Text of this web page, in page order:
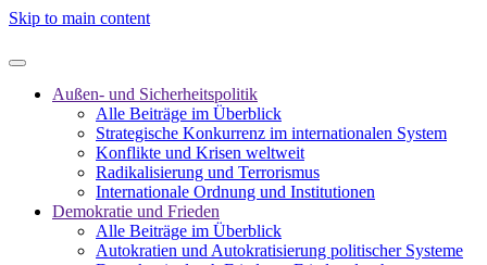
Skip to main content
Außen- und Sicherheitspolitik
Alle Beiträge im Überblick
Strategische Konkurrenz im internationalen System
Konflikte und Krisen weltweit
Radikalisierung und Terrorismus
Internationale Ordnung und Institutionen
Demokratie und Frieden
Alle Beiträge im Überblick
Autokratien und Autokratisierung politischer Systeme